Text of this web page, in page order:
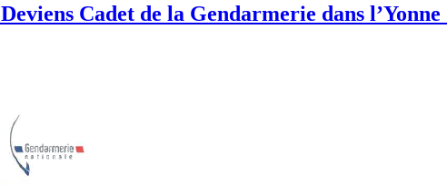
Deviens Cadet de la Gendarmerie dans l’Yonne